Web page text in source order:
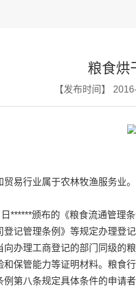
粮食烘
【发布时间】
易行业属于农林牧渔服务业。
******颁布的《粮食流通管理
登记管理条例》等规定办理登
向办理工商登记的部门同级的
和保管能力等证明材料。粮食
例第八条规定具体条件的申请